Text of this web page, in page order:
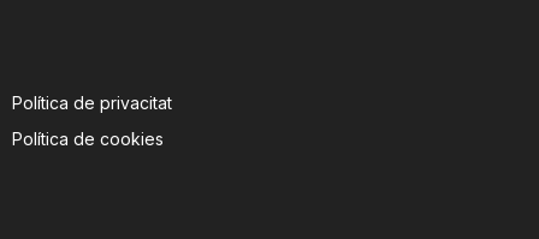
Política de privacitat
Política de cookies